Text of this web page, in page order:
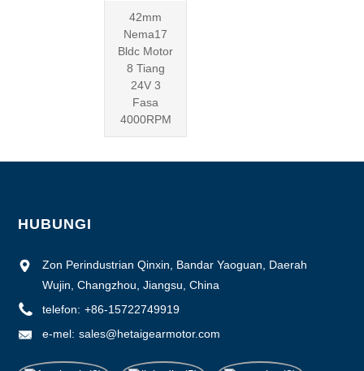
42mm
Nema17
Bldc Motor
8 Tiang
24V 3
Fasa
4000RPM
HUBUNGI
Zon Perindustrian Qinxin, Bandar Yaoguan, Daerah
Wujin, Changzhou, Jiangsu, China
telefon: +86-15722749919
e-mel: sales@hetaigearmotor.com